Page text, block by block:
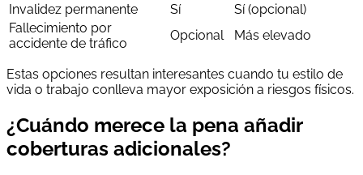
Invalidez permanente
Sí
Sí (opcional)
Fallecimiento por
accidente de tráfico
Opcional Más elevado
Estas opciones resultan interesantes cuando tu estilo de
vida o trabajo conlleva mayor exposición a riesgos físicos.
¿Cuándo merece la pena añadir
coberturas adicionales?